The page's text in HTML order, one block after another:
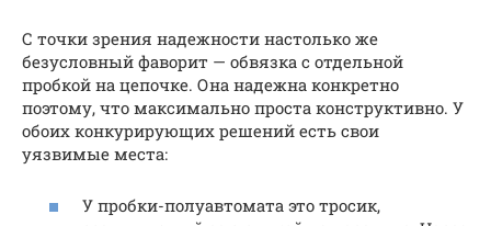
С точки зрения надежности настолько же
безусловный фаворит — обвязка с отдельной
пробкой на цепочке. Она надежна конкретно
поэтому, что максимально проста конструктивно. У
обоих конкурирующих решений есть свои
уязвимые места:
У пробки-полуавтомата это тросик,